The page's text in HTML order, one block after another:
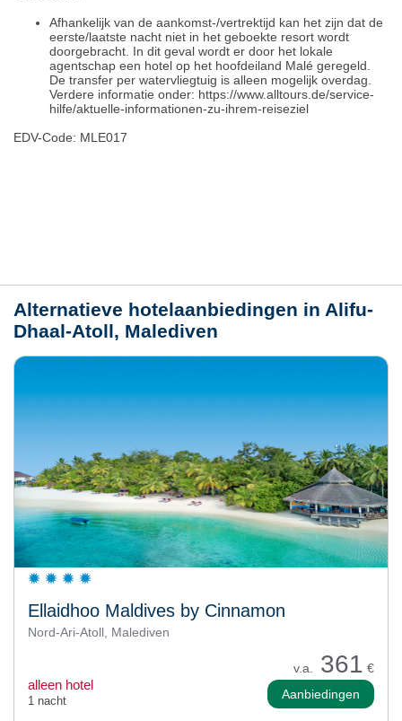
Afhankelijk van de aankomst-/vertrektijd kan het zijn dat de
eerste/laatste nacht niet in het geboekte resort wordt
doorgebracht. In dit geval wordt er door het lokale
agentschap een hotel op het hoofdeiland Malé geregeld.
De transfer per watervliegtuig is alleen mogelijk overdag.
Verdere informatie onder: https://www.alltours.de/service-
hilfe/aktuelle-informationen-zu-ihrem-reiseziel
EDV-Code: MLE017
Alternatieve hotelaanbiedingen in Alifu-
Dhaal-Atoll, Malediven
Ellaidhoo Maldives by Cinnamon
Nord-Ari-Atoll, Malediven
v.a. 361 €
alleen hotel
1 nacht Aanbiedingen